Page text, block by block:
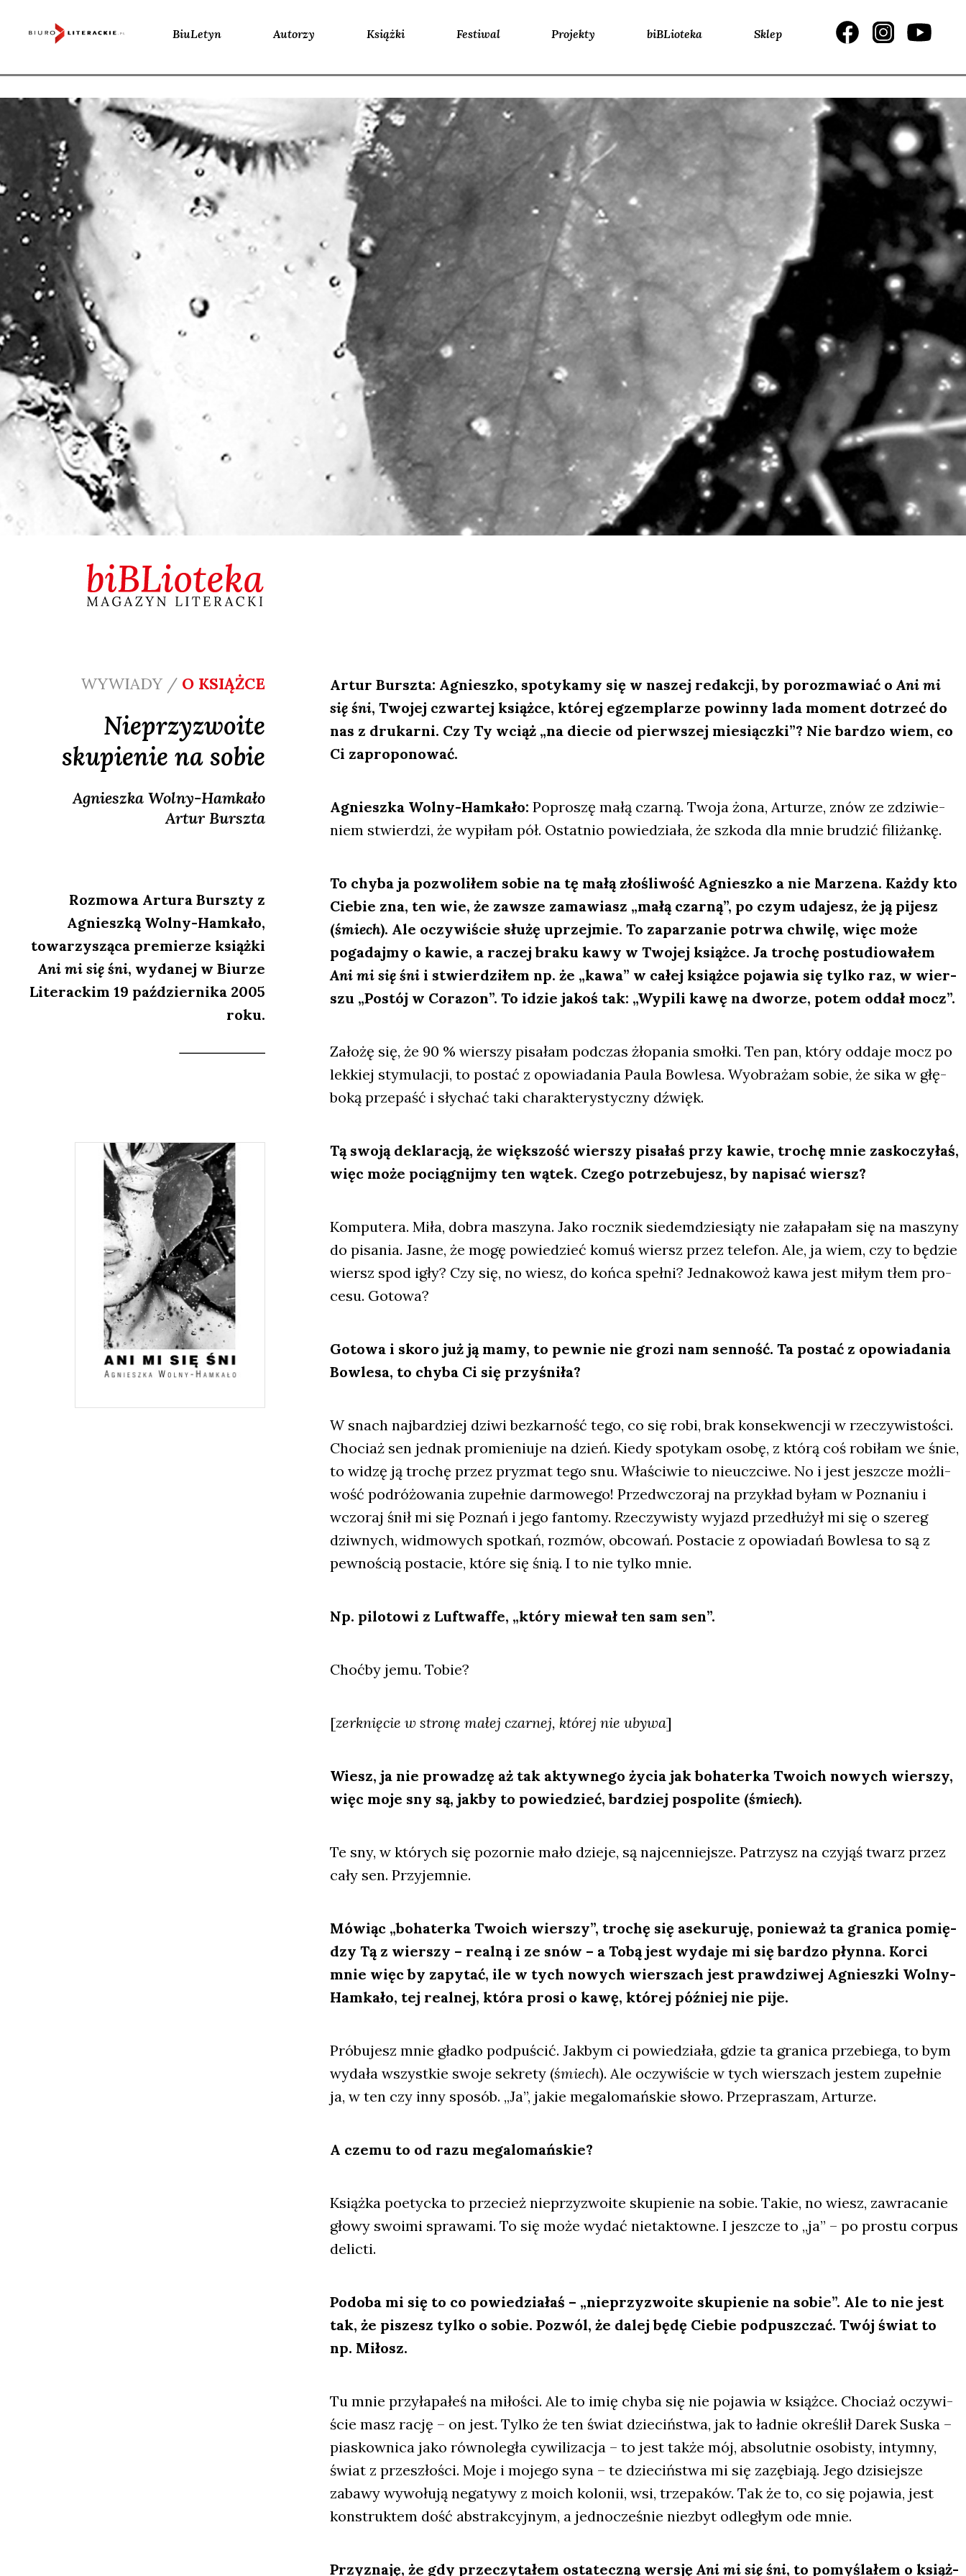
BiuLetyn Autorzy Książki Festiwal Projekty biBLioteka Sklep
Skip
to
content
WYWIADY / O KSIĄŻCE
Nieprzyzwoite
skupienie na sobie
Agnieszka Wolny-Hamkało
ArturBurszta
Rozmowa Artura Burszty z
Agnieszką Wolny-Hamkało,
towarzysząca premierze książki
Ani mi się śni, wydanej w Biurze
Literackim 19 października 2005
roku.
Artur Bursz­ta: Agniesz­ko, spo­ty­ka­my się w naszej redak­cji, by poroz­ma­wiać o Ani mi
się śni, Two­jej czwar­tej książ­ce, któ­rej egzem­pla­rze powin­ny lada moment dotrzeć do
nas z dru­kar­ni. Czy Ty wciąż „na die­cie od pierw­szej mie­siącz­ki”? Nie bar­dzo wiem, co
Ci zapro­po­no­wać.
Agniesz­ka Wol­ny-Ham­ka­ło: Popro­szę małą czar­ną. Two­ja żona, Artu­rze, znów ze zdzi­wie­
niem stwier­dzi, że wypi­łam pół. Ostat­nio powie­dzia­ła, że szko­da dla mnie bru­dzić fili­żan­kę.
To chy­ba ja pozwo­li­łem sobie na tę małą zło­śli­wość Agniesz­ko a nie Marze­na. Każ­dy kto
Cie­bie zna, ten wie, że zawsze zama­wiasz „małą czar­ną”, po czym uda­jesz, że ją pijesz
(śmiech). Ale oczy­wi­ście słu­żę uprzej­mie. To zapa­rza­nie potrwa chwi­lę, więc może
poga­daj­my o kawie, a raczej bra­ku kawy w Two­jej książ­ce. Ja tro­chę postu­dio­wa­łem
Ani mi się śnii stwier­dzi­łem np. że „kawa” w całej książ­ce poja­wia się tyl­ko raz, w wier­
szu „Postój w Cora­zon”. To idzie jakoś tak: „Wypi­li kawę na dwo­rze, potem oddał mocz”.
Zało­żę się, że 90 % wier­szy pisa­łam pod­czas żło­pa­nia smoł­ki. Ten pan, któ­ry odda­je mocz po
lek­kiej sty­mu­la­cji, to postać z opo­wia­da­nia Pau­la Bow­le­sa. Wyobra­żam sobie, że sika w głę­
bo­ką prze­paść i sły­chać taki cha­rak­te­ry­stycz­ny dźwięk.
Tą swo­ją dekla­ra­cją, że więk­szość wier­szy pisa­łaś przy kawie, tro­chę mnie zasko­czy­łaś,
więc może pocią­gnij­my ten wątek. Cze­go potrze­bu­jesz, by napi­sać wiersz?
Kom­pu­te­ra. Miła, dobra maszy­na. Jako rocz­nik sie­dem­dzie­sią­ty nie zała­pa­łam się na maszy­ny
do pisa­nia. Jasne, że mogę powie­dzieć komuś wiersz przez tele­fon. Ale, ja wiem, czy to będzie
wiersz spod igły? Czy się, no wiesz, do koń­ca speł­ni? Jed­na­ko­woż kawa jest miłym tłem pro­
ce­su. Goto­wa?
Goto­wa i sko­ro już ją mamy, to pew­nie nie gro­zi nam sen­ność. Ta postać z opo­wia­da­nia
Bow­le­sa, to chy­ba Ci się przy­śni­ła?
W snach naj­bar­dziej dzi­wi bez­kar­ność tego, co się robi, brak kon­se­kwen­cji w rze­czy­wi­sto­ści.
Cho­ciaż sen jed­nak pro­mie­niu­je na dzień. Kie­dy spo­ty­kam oso­bę, z któ­rą coś robi­łam we śnie,
to widzę ją tro­chę przez pry­zmat tego snu. Wła­ści­wie to nie­uczci­we. No i jest jesz­cze moż­li­
wość podró­żo­wa­nia zupeł­nie dar­mo­we­go! Przed­wczo­raj na przy­kład byłam w Pozna­niu i
wczo­raj śnił mi się Poznań i jego fan­to­my. Rze­czy­wi­sty wyjazd prze­dłu­żył mi się o sze­reg
dziw­nych, wid­mo­wych spo­tkań, roz­mów, obco­wań. Posta­cie z opo­wia­dań Bow­le­sa to są z
pew­no­ścią posta­cie, któ­re się śnią. I to nie tyl­ko mnie.
Np. pilo­to­wi z Luft­waf­fe, „któ­ry mie­wał ten sam sen”.
Choć­by jemu. Tobie?
[zer­k­nię­cie w stro­nę małej czar­nej, któ­rej nie uby­wa]
Wiesz, ja nie pro­wa­dzę aż tak aktyw­ne­go życia jak boha­ter­ka Two­ich nowych wier­szy,
więc moje sny są, jak­by to powie­dzieć, bar­dziej pospo­li­te (śmiech).
Te sny, w któ­rych się pozor­nie mało dzie­je, są naj­cen­niej­sze. Patrzysz na czy­jąś twarz przez
cały sen. Przy­jem­nie.
Mówiąc „boha­ter­ka Two­ich wier­szy”, tro­chę się ase­ku­ru­ję, ponie­waż ta gra­ni­ca pomię­
dzy Tą z wier­szy – real­ną i ze snów – a Tobą jest wyda­je mi się bar­dzo płyn­na. Kor­ci
mnie więc by zapy­tać, ile w tych nowych wier­szach jest praw­dzi­wej Agniesz­ki Wol­ny-
Ham­ka­ło, tej real­nej, któ­ra pro­si o kawę, któ­rej póź­niej nie pije.
Pró­bu­jesz mnie gład­ko pod­pu­ścić. Jak­bym ci powie­dzia­ła, gdzie ta gra­ni­ca prze­bie­ga, to bym
wyda­ła wszyst­kie swo­je sekre­ty (śmiech). Ale oczy­wi­ście w tych wier­szach jestem zupeł­nie
ja, w ten czy inny spo­sób. „Ja”, jakie mega­lo­mań­skie sło­wo. Prze­pra­szam, Artu­rze.
A cze­mu to od razu mega­lo­mań­skie?
Książ­ka poetyc­ka to prze­cież nie­przy­zwo­ite sku­pie­nie na sobie. Takie, no wiesz, zawra­ca­nie
gło­wy swo­imi spra­wa­mi. To się może wydać nie­tak­tow­ne. I jesz­cze to „ja” – po pro­stu cor­pus
delic­ti.
Podo­ba mi się to co powie­dzia­łaś – „nie­przy­zwo­ite sku­pie­nie na sobie”. Ale to nie jest
tak, że piszesz tyl­ko o sobie. Pozwól, że dalej będę Cie­bie pod­pusz­czać. Twój świat to
np. Miłosz.
Tu mnie przy­ła­pa­łeś na miło­ści. Ale to imię chy­ba się nie poja­wia w książ­ce. Cho­ciaż oczy­wi­
ście masz rację – on jest. Tyl­ko że ten świat dzie­ciń­stwa, jak to ład­nie okre­ślił Darek Suska –
pia­skow­ni­ca jako rów­no­le­gła cywi­li­za­cja – to jest tak­że mój, abso­lut­nie oso­bi­sty, intym­ny,
świat z prze­szło­ści. Moje i moje­go syna – te dzie­ciń­stwa mi się zazę­bia­ją. Jego dzi­siej­sze
zaba­wy wywo­łu­ją nega­ty­wy z moich kolo­nii, wsi, trze­pa­ków. Tak że to, co się poja­wia, jest
kon­struk­tem dość abs­trak­cyj­nym, a jed­no­cze­śnie nie­zbyt odle­głym ode mnie.
Przy­zna­ję, że gdy prze­czy­ta­łem osta­tecz­ną wer­sję Ani mi się śni, to pomy­śla­łem o książ­